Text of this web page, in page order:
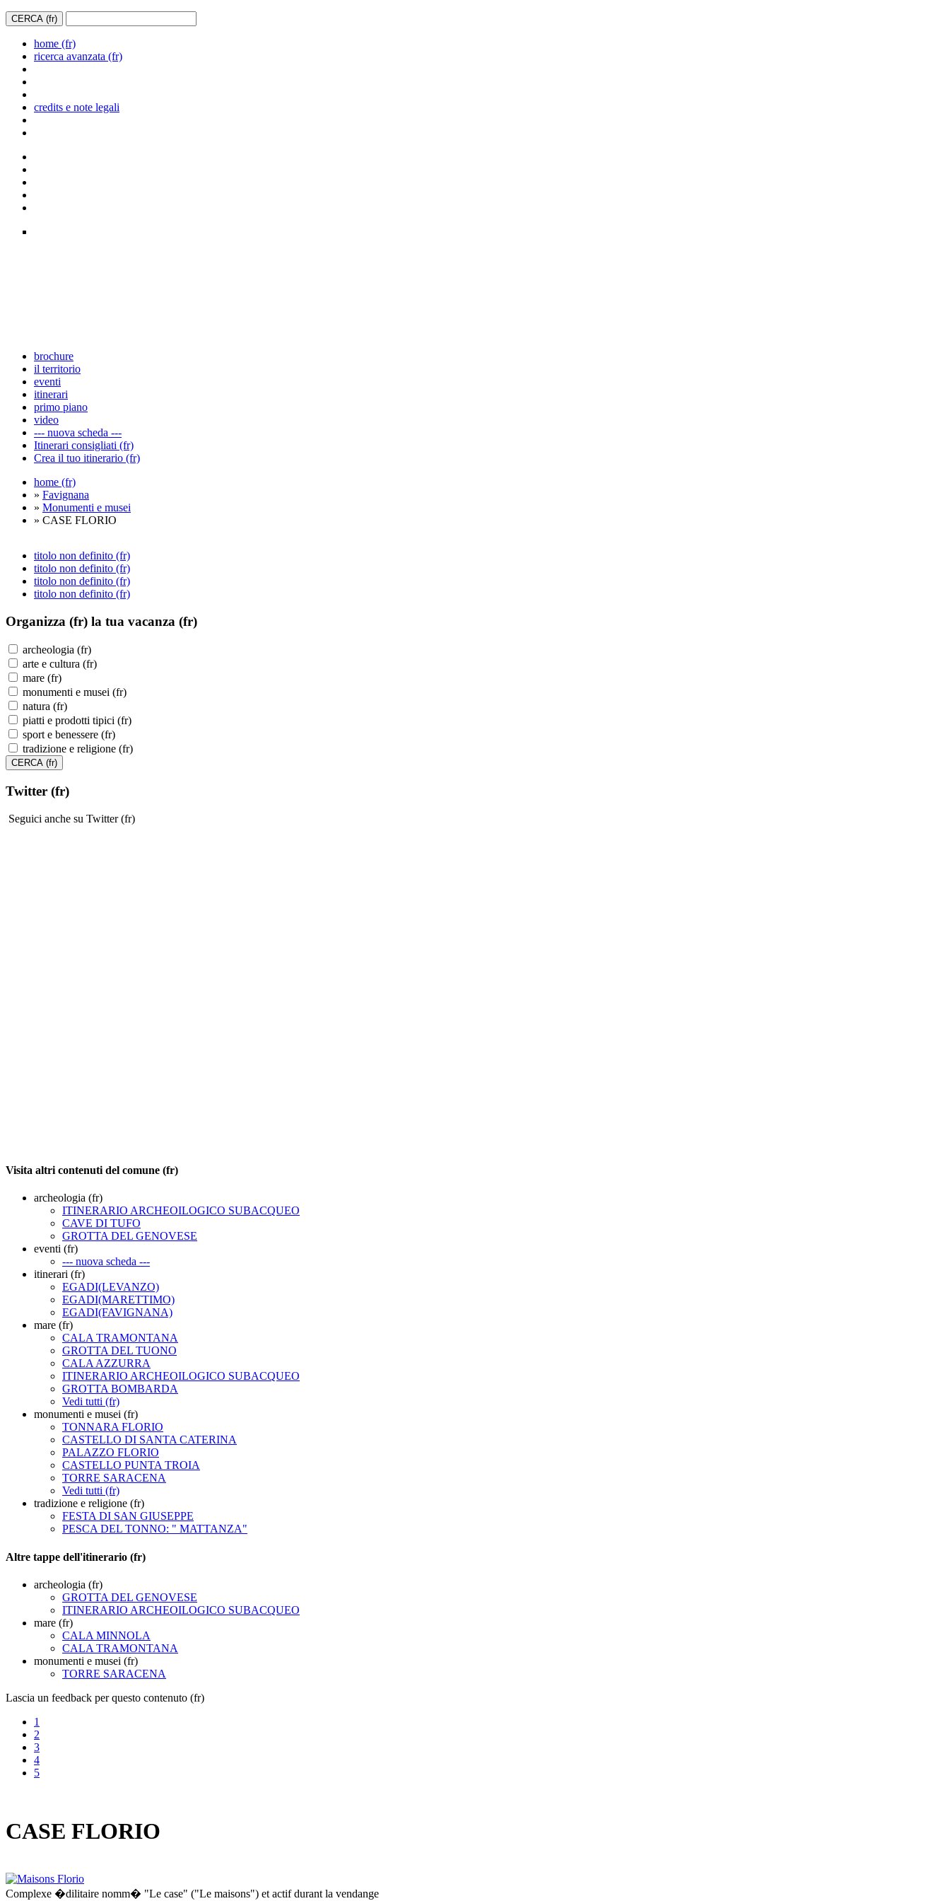
home (fr)
ricerca avanzata (fr)
credits e note legali
brochure
il territorio
eventi
itinerari
primo piano
video
--- nuova scheda ---
Itinerari consigliati (fr)
Crea il tuo itinerario (fr)
home (fr)
» Favignana
» Monumenti e musei
» CASE FLORIO
titolo non definito (fr)
titolo non definito (fr)
titolo non definito (fr)
titolo non definito (fr)
Organizza (fr) la tua vacanza (fr)
archeologia (fr)
arte e cultura (fr)
mare (fr)
monumenti e musei (fr)
natura (fr)
piatti e prodotti tipici (fr)
sport e benessere (fr)
tradizione e religione (fr)
Twitter (fr)
Seguici anche su Twitter (fr)
Visita altri contenuti del comune (fr)
archeologia (fr)
ITINERARIO ARCHEOILOGICO SUBACQUEO
CAVE DI TUFO
GROTTA DEL GENOVESE
eventi (fr)
--- nuova scheda ---
itinerari (fr)
EGADI(LEVANZO)
EGADI(MARETTIMO)
EGADI(FAVIGNANA)
mare (fr)
CALA TRAMONTANA
GROTTA DEL TUONO
CALA AZZURRA
ITINERARIO ARCHEOILOGICO SUBACQUEO
GROTTA BOMBARDA
Vedi tutti (fr)
monumenti e musei (fr)
TONNARA FLORIO
CASTELLO DI SANTA CATERINA
PALAZZO FLORIO
CASTELLO PUNTA TROIA
TORRE SARACENA
Vedi tutti (fr)
tradizione e religione (fr)
FESTA DI SAN GIUSEPPE
PESCA DEL TONNO: " MATTANZA"
Altre tappe dell'itinerario (fr)
archeologia (fr)
GROTTA DEL GENOVESE
ITINERARIO ARCHEOILOGICO SUBACQUEO
mare (fr)
CALA MINNOLA
CALA TRAMONTANA
monumenti e musei (fr)
TORRE SARACENA
Lascia un feedback per questo contenuto (fr)
1
2
3
4
5
CASE FLORIO
Complexe �dilitaire nomm� "Le case" ("Le maisons") et actif durant la vendange